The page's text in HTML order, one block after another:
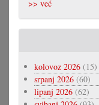
>> već
kolovoz 2026 (15)
srpanj 2026 (60)
lipanj 2026 (62)